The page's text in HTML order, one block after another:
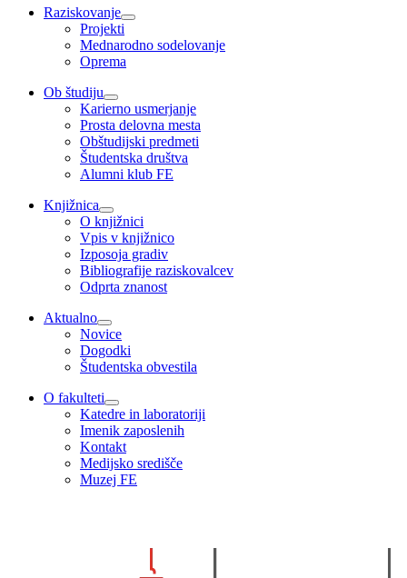
Raziskovanje
Projekti
Mednarodno sodelovanje
Oprema
Ob študiju
Karierno usmerjanje
Prosta delovna mesta
Obštudijski predmeti
Študentska društva
Alumni klub FE
Knjižnica
O knjižnici
Vpis v knjižnico
Izposoja gradiv
Bibliografije raziskovalcev
Odprta znanost
Aktualno
Novice
Dogodki
Študentska obvestila
O fakulteti
Katedre in laboratoriji
Imenik zaposlenih
Kontakt
Medijsko središče
Muzej FE